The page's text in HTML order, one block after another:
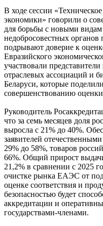
В ходе сессии
экономики» говорили о
для борьбы с новыми
недобросовестных
подрывают доверие к
Евразийского
участвовали
отраслевых ассоциаций и
Беларуси, которые
совершенствованию
Руководитель
что за семь месяцев доля
выросла с 21% до 40%.
заявителей
29% до 58%, товаров
66%. Общий прирост
21,2% в сравнении с 2025
очистке рынка ЕАЭС от
оценке соответствия и
безопасностью будет
аккредитации и
государствами-членами.